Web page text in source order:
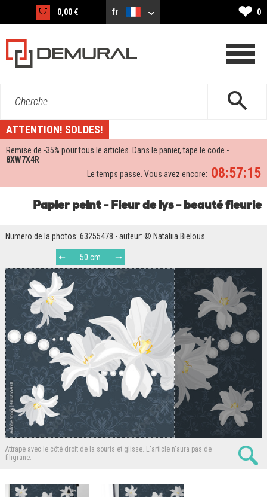
0,00 € fr ❤ 0
Cherche...
ATTENTION! SOLDES!
Remise de -35% pour tous le articles. Dans le panier, tape le code -
8XW7X4R
08:57:14
Le temps passe. Vous avez encore:
Papier peint - Fleur de lys - beauté fleurie
Numero de la photos: 63255478 - auteur: © Nataliia Bielous
50 cm
Attrape avec le côté droit de la souris et glisse. L'article n'aura pas de
filigrane.